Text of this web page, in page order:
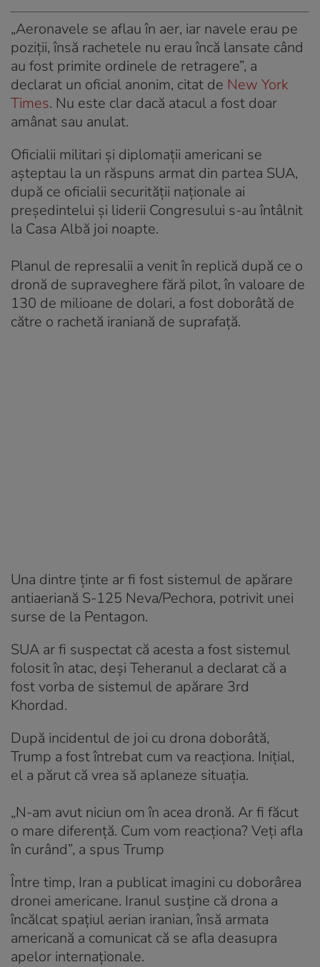
„Aeronavele se aflau în aer, iar navele erau pe
poziții, însă rachetele nu erau încă lansate când
au fost primite ordinele de retragere”, a
declarat un oficial anonim, citat de New York
Times. Nu este clar dacă atacul a fost doar
amânat sau anulat.
Oficialii militari și diplomații americani se
așteptau la un răspuns armat din partea SUA,
după ce oficialii securității naționale ai
președintelui și liderii Congresului s-au întâlnit
la Casa Albă joi noapte.
Planul de represalii a venit în replică după ce o
dronă de supraveghere fără pilot, în valoare de
130 de milioane de dolari, a fost doborâtă de
către o rachetă iraniană de suprafaţă.
Una dintre ținte ar fi fost sistemul de apărare
antiaeriană S-125 Neva/Pechora, potrivit unei
surse de la Pentagon.
SUA ar fi suspectat că acesta a fost sistemul
folosit în atac, deși Teheranul a declarat că a
fost vorba de sistemul de apărare 3rd
Khordad.
După incidentul de joi cu drona doborâtă,
Trump a fost întrebat cum va reacționa. Inițial,
el a părut că vrea să aplaneze situația.
„N-am avut niciun om în acea dronă. Ar fi făcut
o mare diferență. Cum vom reacționa? Veți afla
în curând”, a spus Trump
Între timp, Iran a publicat imagini cu doborârea
dronei americane. Iranul susține că drona a
încălcat spaţiul aerian iranian, însă armata
americană a comunicat că se afla deasupra
apelor internaţionale.